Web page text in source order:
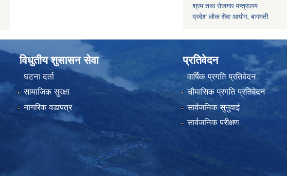
श्रम तथा राेजगार मन्त्रालय
प्रदेश लोक सेवा आयाेग, बागमती
विधुतीय शुसासन सेवा
घटना दर्ता
सामाजिक सुरक्षा
नागरिक वडापत्र
प्रतिवेदन
वार्षिक प्रगति प्रतिवेदन
चौमासिक प्रगति प्रतिवेदन
सार्वजनिक सुनुवाई
सार्वजनिक परीक्षण